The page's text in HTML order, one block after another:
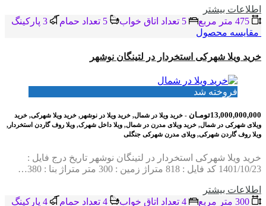
اطلاعات بيشتر
مقایسه محصول
خرید ویلا شهرکی استخردار در لتینگان نوشهر
فروخته شد
13,000,000,000تومـان
- خرید ویلا در شمال, خرید ویلا در نوشهر, خرید ویلا شهرکی, خرید
ویلای شهرکی در شمال, خرید ویلای مدرن در شمال, ویلا داخل شهرک, ویلا روف گاردن استخردار,
ویلا روف گاردن شهرکی, ویلای مدرن شهرکی جنگلی
خرید ویلا شهرکی استخردار در لتینگان نوشهر تاریخ درج فایل :
1401/10/23 کد فایل : 818 متراژ زمین : 300 متر متراژ بنا : 380…
اطلاعات بيشتر